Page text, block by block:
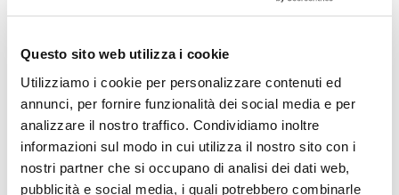
Questo sito web utilizza i cookie
Utilizziamo i cookie per personalizzare contenuti ed
annunci, per fornire funzionalità dei social media e per
analizzare il nostro traffico. Condividiamo inoltre
informazioni sul modo in cui utilizza il nostro sito con i
nostri partner che si occupano di analisi dei dati web,
pubblicità e social media, i quali potrebbero combinarle
Scegli il colore preferito
Recensioni
Ancora non ci sono recensioni.
Solamente clienti che hanno effettuato l'accesso ed hanno acquistato